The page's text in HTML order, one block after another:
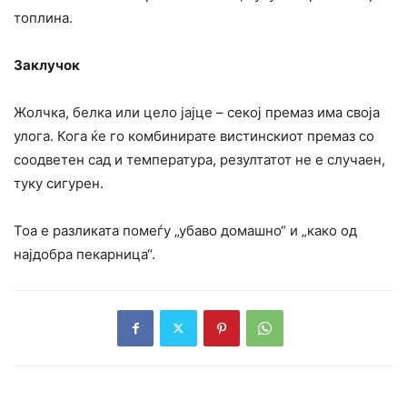
топлина.
Заклучок
Жолчка, белка или цело јајце – секој премаз има своја
улога. Кога ќе го комбинирате вистинскиот премаз со
соодветен сад и температура, резултатот не е случаен,
туку сигурен.
Тоа е разликата помеѓу „убаво домашно“ и „како од
најдобра пекарница“.